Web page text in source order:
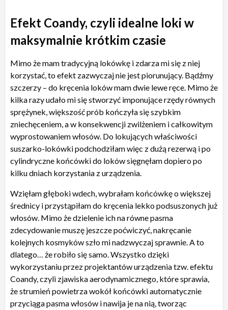
Efekt Coandy, czyli idealne loki w
maksymalnie krótkim czasie
Mimo że mam tradycyjną lokówkę i zdarza mi się z niej
korzystać, to efekt zazwyczaj nie jest piorunujący. Bądźmy
szczerzy – do kręcenia loków mam dwie lewe ręce. Mimo że
kilka razy udało mi się stworzyć imponujące rzędy równych
sprężynek, większość prób kończyła się szybkim
zniechęceniem, a w konsekwencji zwilżeniem i całkowitym
wyprostowaniem włosów. Do lokujących właściwości
suszarko-lokówki podchodziłam więc z dużą rezerwą i po
cylindryczne końcówki do loków sięgnęłam dopiero po
kilku dniach korzystania z urządzenia.
Wzięłam głęboki wdech, wybrałam końcówkę o większej
średnicy i przystąpiłam do kręcenia lekko podsuszonych już
włosów. Mimo że dzielenie ich na równe pasma
zdecydowanie muszę jeszcze poćwiczyć, nakręcanie
kolejnych kosmyków szło mi nadzwyczaj sprawnie. A to
dlatego… że robiło się samo. Wszystko dzięki
wykorzystaniu przez projektantów urządzenia tzw. efektu
Coandy, czyli zjawiska aerodynamicznego, które sprawia,
że strumień powietrza wokół końcówki automatycznie
przyciąga pasma włosów i nawija je na nią, tworząc